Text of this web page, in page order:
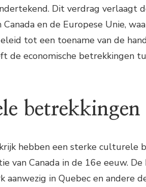
Dit verdrag verlaagt
en de Europese Unie,
tot een toename van de
de economische betrekkingen
betrekkingen
hebben een sterke
van Canada in de 16e eeuw.
aanwezig in Quebec en andere